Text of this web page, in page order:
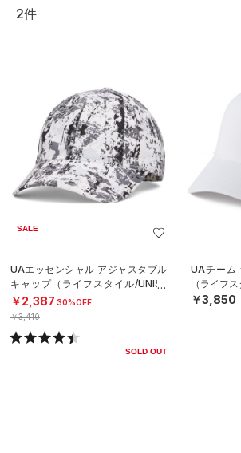
2件
SALE
UAエッセンシャル アジャスタブル
キャップ（ライフスタイル/UNISE
X）
￥2,387 30%OFF
￥3,410
SOLD OUT
UAチーム
（ライフ
￥3,850